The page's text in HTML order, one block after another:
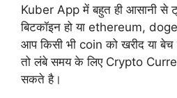
Kuber App में बहुत ही आसानी से
बिटकॉइन हो या ethereum,
आप किसी भी coin को खरीद या
तो लंबे समय के लिए Crypto
सकते है।